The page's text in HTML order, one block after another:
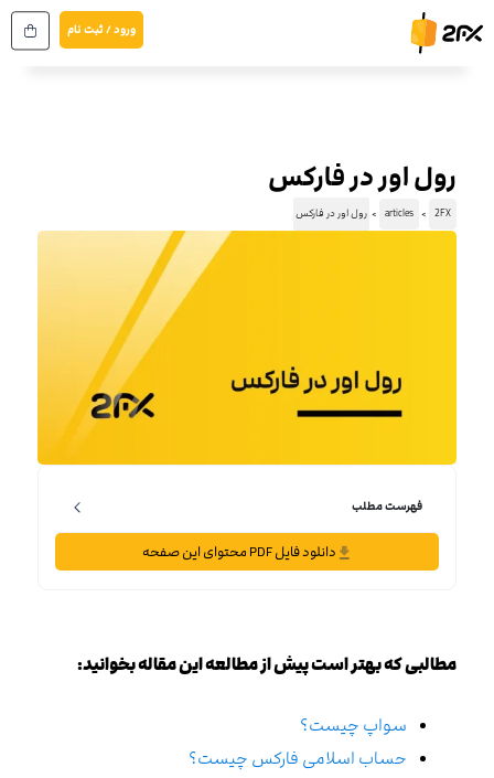
به
ورود / ثبت نام
رول اور در فارکس
2FX
articles رول اور در فارکس
فهرست مطلب
دانلود فایل PDF محتوای این صفحه
مطالبی که بهتر است پیش از مطالعه این مقاله بخوانید:
سواپ چیست؟
حساب اسلامی فارکس چیست؟